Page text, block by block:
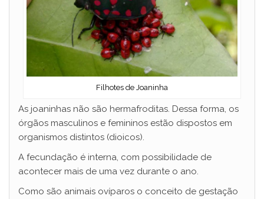
Filhotes de Joaninha
As joaninhas não são hermafroditas. Dessa forma, os
órgãos masculinos e femininos estão dispostos em
organismos distintos (dioicos).
A fecundação é interna, com possibilidade de
acontecer mais de uma vez durante o ano.
Como são animais ovíparos o conceito de gestação